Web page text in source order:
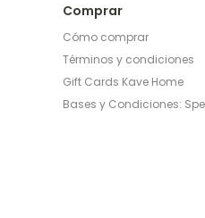
Comprar
Cómo comprar
Términos y condiciones
Gift Cards Kave Home
Bases y Condiciones: